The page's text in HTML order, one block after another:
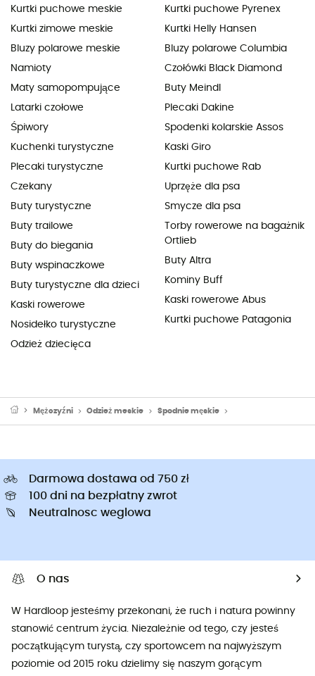
Kurtki puchowe meskie
Kurtki zimowe meskie
Bluzy polarowe meskie
Namioty
Maty samopompujące
Latarki czołowe
Śpiwory
Kuchenki turystyczne
Plecaki turystyczne
Czekany
Buty turystyczne
Buty trailowe
Buty do biegania
Buty wspinaczkowe
Buty turystyczne dla dzieci
Kaski rowerowe
Nosidełko turystyczne
Odzież dziecięca
Kurtki puchowe Pyrenex
Kurtki Helly Hansen
Bluzy polarowe Columbia
Czołówki Black Diamond
Buty Meindl
Plecaki Dakine
Spodenki kolarskie Assos
Kaski Giro
Kurtki puchowe Rab
Uprzęże dla psa
Smycze dla psa
Torby rowerowe na bagażnik
Ortlieb
Buty Altra
Kominy Buff
Kaski rowerowe Abus
Kurtki puchowe Patagonia
Mężczyźni Odzież meskie Spodnie męskie
Darmowa dostawa od 750 zł
100 dni na bezpłatny zwrot
Neutralnosc weglowa
O nas
W Hardloop jesteśmy przekonani, że ruch i natura powinny
stanowić centrum życia. Niezależnie od tego, czy jesteś
początkującym turystą, czy sportowcem na najwyższym
poziomie od 2015 roku dzielimy się naszym gorącym